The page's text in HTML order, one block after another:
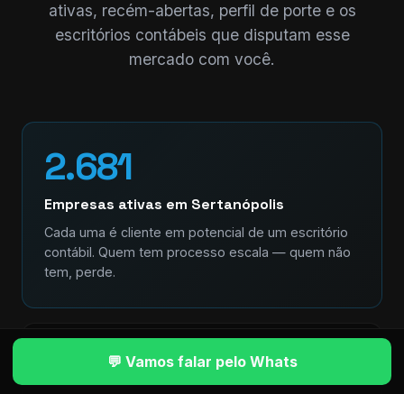
ativas, recém-abertas, perfil de porte e os
escritórios contábeis que disputam esse
mercado com você.
2.681
Empresas ativas em Sertanópolis
Cada uma é cliente em potencial de um escritório
contábil. Quem tem processo escala — quem não
tem, perde.
+209💬 Vamos falar pelo Whats